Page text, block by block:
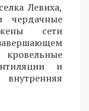
Левиха,
чердачные
сети
и